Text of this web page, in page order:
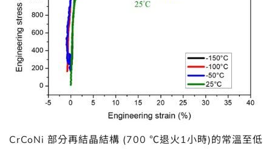
CrCoNi 部分再結晶結構 (700 ℃退火1小時)的常溫至低